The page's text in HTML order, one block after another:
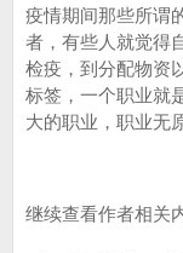
疫情期间那些所谓
者，有些人就觉得
检疫，到分配物资
标签，一个职业就
大的职业，职业无
继续查看作者相关